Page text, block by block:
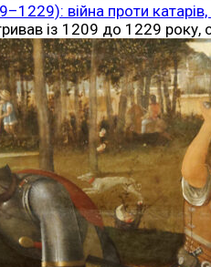
війна проти
із 1209 до 1229 року,